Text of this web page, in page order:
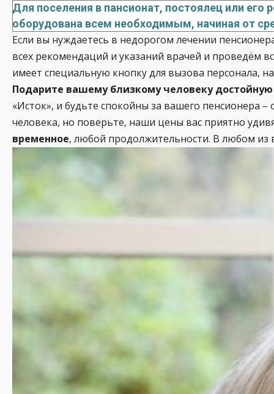
Для поселения в пансионат, постоялец или
оборудована всем необходимым, начиная от
Если вы нуждаетесь в недорогом лечении
всех рекомендаций и указаний врачей и проведём
имеет специальную кнопку для вызова персонала,
Подарите вашему близкому человеку достойную
«Исток», и будьте спокойны за вашего пенсионера
человека, но поверьте, наши цены вас приятно
временное, любой продолжительности. В любом из